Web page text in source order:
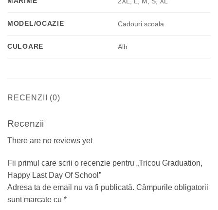
MODEL/OCAZIE Cadouri scoala
CULOARE Alb
RECENZII (0)
Recenzii
There are no reviews yet
Fii primul care scrii o recenzie pentru „Tricou Graduation,
Happy Last Day Of School”
Adresa ta de email nu va fi publicată. Câmpurile obligatorii
sunt marcate cu *